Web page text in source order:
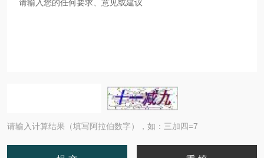
请输入计算结果（填写阿拉伯数字），如：三加四=7